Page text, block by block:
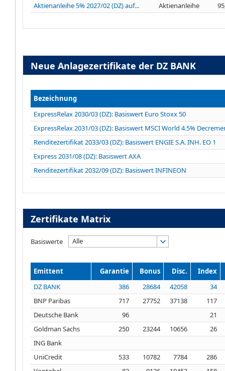
Aktienanleihe 5% 2027/02 (DZ) auf...
Aktienanleihe
Neue Anlagezertifikate der DZ BANK
Bezeichnung
ExpressRelax 2030/03 (DZ): Basiswert Euro Stoxx 50
ExpressRelax 2031/03 (DZ): Basiswert MSCI World 4.5%
Renditezertifikat 2033/03 (DZ): Basiswert ENGIE S.A. INH. EO 1
Express 2031/08 (DZ): Basiswert AXA
Renditezertifikat 2032/09 (DZ): Basiswert INFINEON
Zertifikate Matrix
Basiswerte Alle
Emittent Garantie Bonus Disc.
Index
DZ BANK
386 28684 42058
34
BNP Paribas
717 27752 37138
117
Deutsche Bank
96
21
Goldman Sachs
250 23244 10656
26
ING Bank
UniCredit
533 10782 7784
286